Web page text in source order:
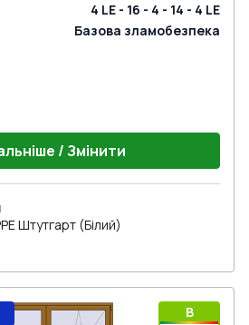
4 LE - 16 - 4 - 14 - 4 LE
Базова зламобезпека
/ Змінити
Штутгарт (Білий)
B